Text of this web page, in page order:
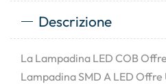
Descrizione
La Lampadina LED COB
Lampadina SMD A LED